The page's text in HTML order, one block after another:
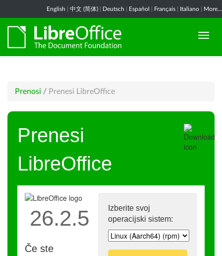
English 中文 (简体) Deutsch Español Français Italiano More...
Prenosi / Prenesi LibreOffice
Prenesi
LibreOffice
Izberite svoj
operacijski sistem:
26.2.5
Če ste